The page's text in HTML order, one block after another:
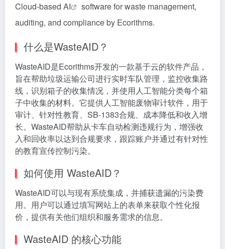
Cloud-based AI
software for waste management,
auditing, and compliance by Ecorithms.
什么是WasteAID？
WasteAID是Ecorithms开发的一款基于云的软件产品，
旨在帮助垃圾运输公司进行实时车队管理，监控收集路
线，识别箱子的收集情况，并使用人工智能分类每个箱
子中收集的材料。它提供人工智能废物审计软件，用于
审计、针对性教育、SB-1383合规、成本降低和收入增
长。WasteAID帮助从卡车自动检测违规行为，增强收
入和回收率以达到合规要求，跟踪账户并通过有针对性
的教育宣传控制污染。
如何使用 WasteAID？
WasteAID可以与现有系统集成，并捕获遗漏的污染费
用。用户可以通过填写网站上的表单来获取个性化报
价，提供有关他们组织和服务需求的信息。
WasteAID 的核心功能